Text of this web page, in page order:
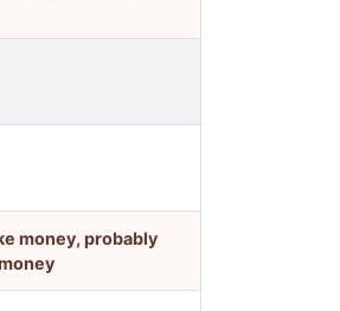
money, probably